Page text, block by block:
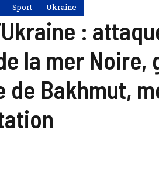
Sport Ukraine
:
la mer Noire,
Bakhmut,